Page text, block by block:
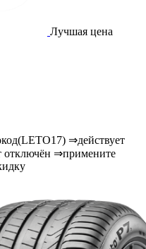
Лучшая цена
⇒действует
отключён ⇒примените